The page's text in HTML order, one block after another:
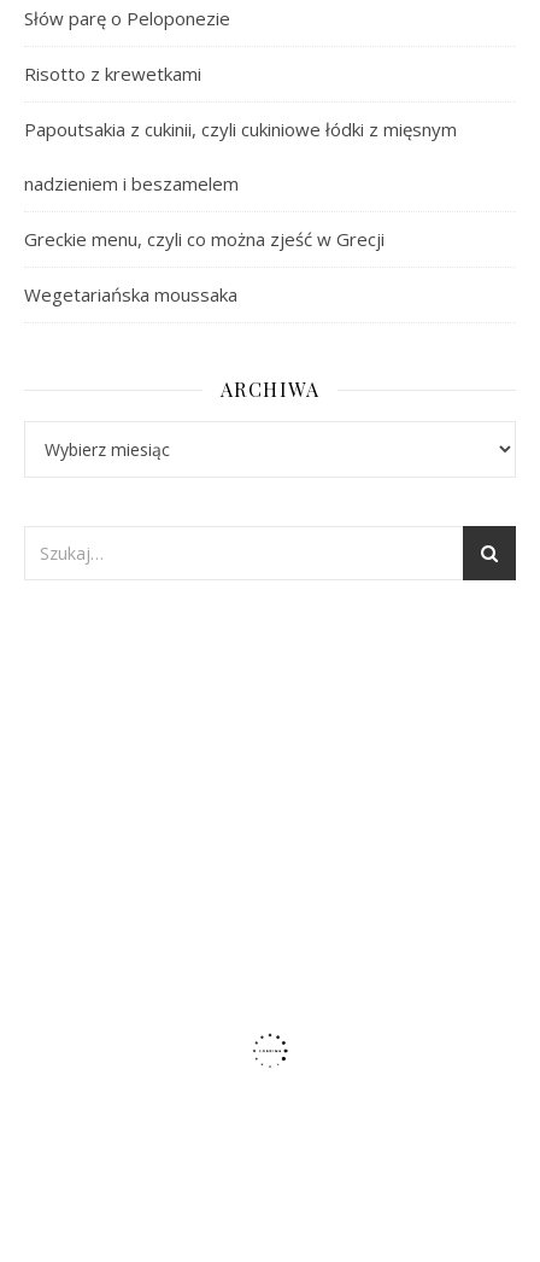
Słów parę o Peloponezie
Risotto z krewetkami
Papoutsakia z cukinii, czyli cukiniowe łódki z mięsnym
nadzieniem i beszamelem
Greckie menu, czyli co można zjeść w Grecji
Wegetariańska moussaka
ARCHIWA